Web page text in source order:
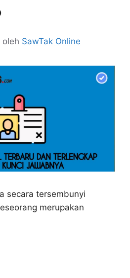
oleh SawTak Online
secara tersembunyi
merupakan